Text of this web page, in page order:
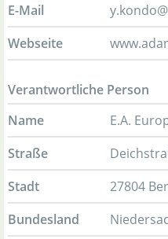
E-Mail
Webseite
Verantwortliche Person
Name
E.A.
Straße
Stadt
27804
Bundesland